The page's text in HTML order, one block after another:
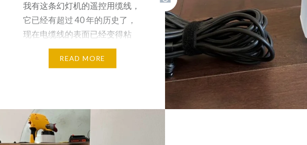
我有这条幻灯机的遥控用缆线，
它已经有超过 40 年的历史了，
现在电缆线的表面已经变得粘
了，只要手接触过它，就会…
READ MORE